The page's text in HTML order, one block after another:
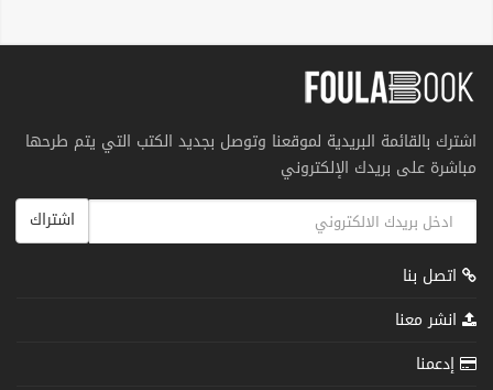
اشترك بالقائمة البريدية لموقعنا وتوصل بجديد الكتب التي يتم طرحها
مباشرة على بريدك الإلكتروني
اشتراك
اتصل بنا
انشر معنا
إدعمنا